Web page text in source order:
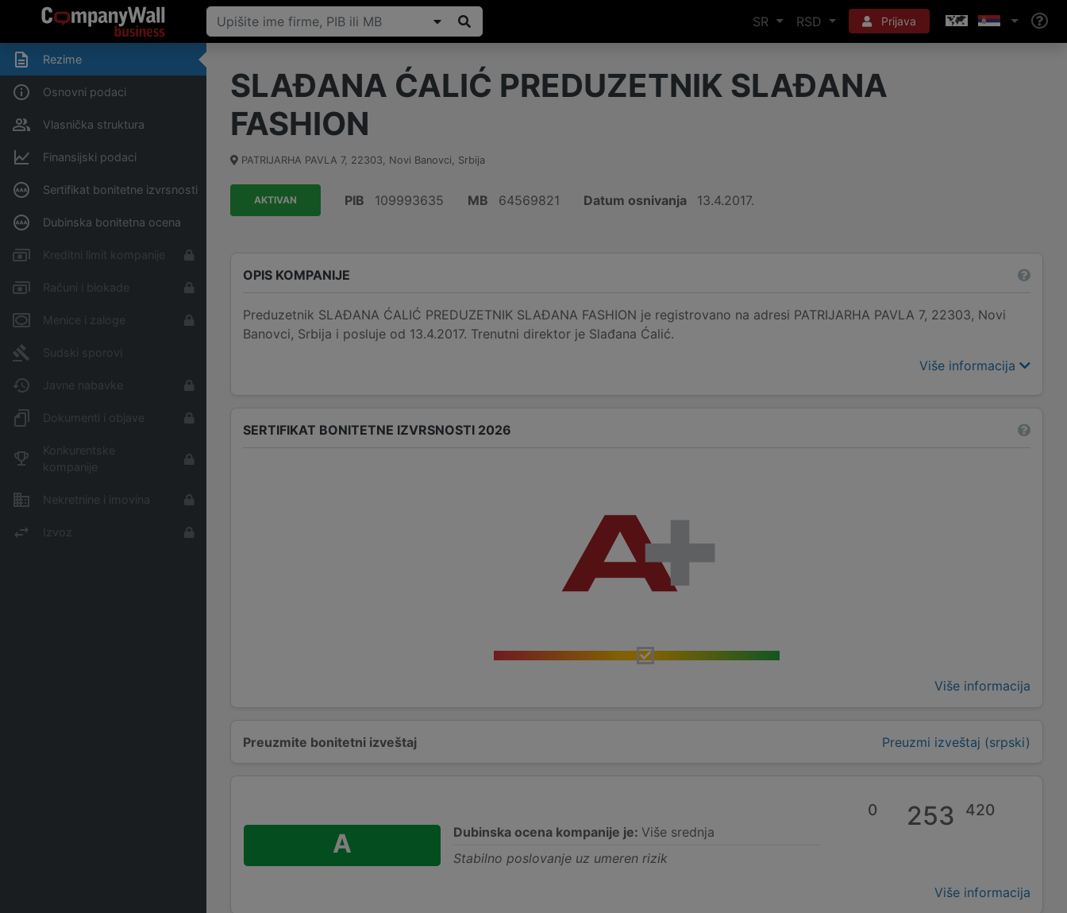
SR RSD Prijava
Rezime
Osnovni podaci
Vlasnička struktura
Finansijski podaci
Sertifikat bonitetne izvrsnosti
Dubinska bonitetna ocena
Kreditni limit kompanije
Računi i blokade
Menice i zaloge
Sudski sporovi
Javne nabavke
Dokumenti i objave
Konkurentske
kompanije
Nekretnine i imovina
Izvoz
SLAĐANA ĆALIĆ PREDUZETNIK SLAĐANA
FASHION
PATRIJARHA PAVLA 7, 22303, Novi Banovci, Srbija
AKTIVAN PIB 109993635 MB 64569821 Datum osnivanja 13.4.2017.
OPIS KOMPANIJE
Preduzetnik SLAĐANA ĆALIĆ PREDUZETNIK SLAĐANA FASHION je registrovano na adresi PATRIJARHA PAVLA 7, 22303, Novi
Banovci, Srbija i posluje od 13.4.2017. Trenutni direktor je Slađana Ćalić.
Više informacija
SERTIFIKAT BONITETNE IZVRSNOSTI 2026
Više informacija
Preuzmite bonitetni izveštaj Preuzmi izveštaj (srpski)
A Dubinska ocena kompanije je: Više srednja
Stabilno poslovanje uz umeren rizik
0 253 420
Više informacija